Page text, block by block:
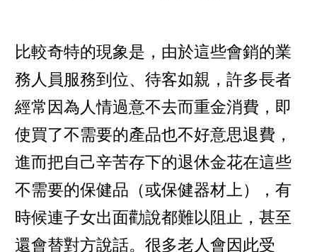
比較奇特的現象是，由於這些會銷的業
務人員服務到位、待客如親，許多長者
經常因為人情過意不去而重金消費，即
使買了不需要的產品也不好意思退費，
進而把自己辛苦存下的退休金花在這些
不需要的保健品（或保健器材上），有
時候連子女出面勸說都難以阻止，甚至
還會替對方說話。很多老人會因此受